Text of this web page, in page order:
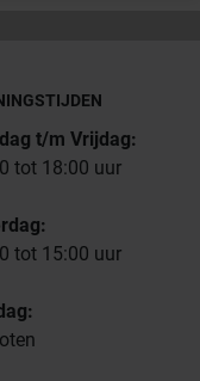
t/m Vrijdag:
tot 18:00 uur
tot 15:00 uur